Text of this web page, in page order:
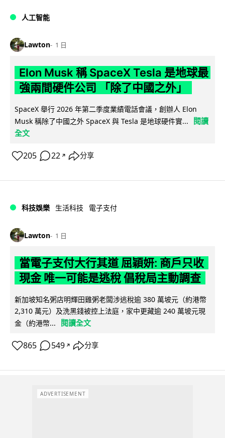
人工智能
Lawton 1 日
Elon Musk 稱 SpaceX Tesla 是地球最
強兩間硬件公司 「除了中國之外」
SpaceX 舉行 2026 年第二季度業績電話會議，創辦人 Elon
Musk 稱除了中國之外 SpaceX 與 Tesla 是地球硬件實...
閱讀
全文
205 22 ↗ 分享
科技娛樂 生活科技 電子支付
Lawton 1 日
當電子支付大行其道 屈穎妍: 商戶只收
現金 唯一可能是逃稅 倡稅局主動調查
新加坡知名粥店明輝田雞粥老闆涉逃稅逾 380 萬坡元（約港幣
2,310 萬元）及洗黑錢被控上法庭，家中更藏逾 240 萬坡元現
金（約港幣...
閱讀全文
865 549 ↗ 分享
ADVERTISEMENT